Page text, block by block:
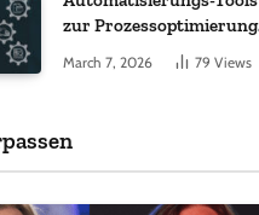
zur Prozessoptimierung
im Einkauf: Wichtige
Funktionen, auf die Sie
March 7, 2026 79 Views